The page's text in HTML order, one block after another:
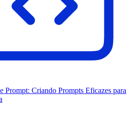
Prompt: Criando Prompts Eficazes para